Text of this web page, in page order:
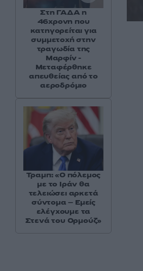
Στη ΓΑΔΑ η
46χρονη που
κατηγορείται για
συμμετοχή στην
τραγωδία της
Μαρφίν -
Μεταφέρθηκε
απευθείας από το
αεροδρόμιο
Τραμπ: «Ο πόλεμος
με το Ιράν θα
τελειώσει αρκετά
σύντομα – Εμείς
ελέγχουμε τα
Στενά του Ορμούζ»